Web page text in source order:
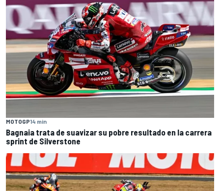
MOTOGP14 min
Bagnaia trata de suavizar su pobre resultado en la carrera
sprint de Silverstone